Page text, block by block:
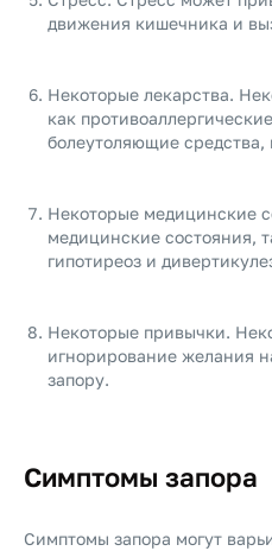
движения кишечника и
Некоторые лекарства.
как
болеутоляющие средства,
Некоторые медицинские
медицинские состояния,
гипотиреоз и
Некоторые привычки.
игнорирование желания
запору.
Симптомы запора
Симптомы запора могут